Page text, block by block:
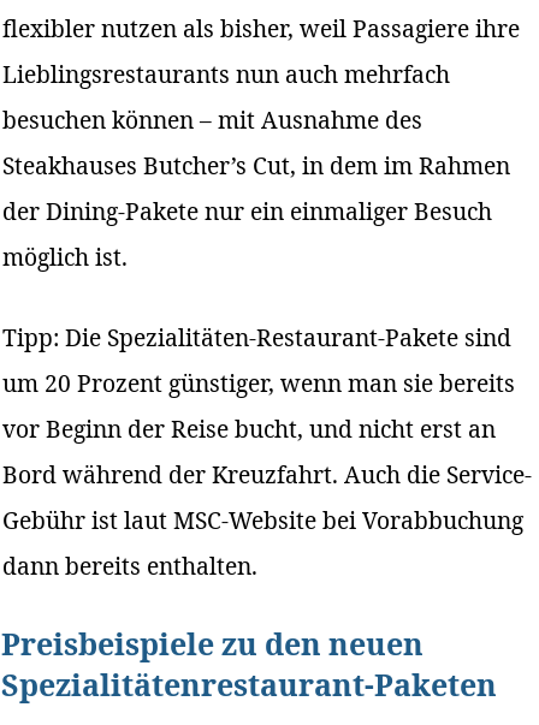
flexibler nutzen als bisher, weil Passagiere ihre
Lieblingsrestaurants nun auch mehrfach
besuchen können – mit Ausnahme des
Steakhauses Butcher’s Cut, in dem im Rahmen
der Dining-Pakete nur ein einmaliger Besuch
möglich ist.
Tipp: Die Spezialitäten-Restaurant-Pakete sind
um 20 Prozent günstiger, wenn man sie bereits
vor Beginn der Reise bucht, und nicht erst an
Bord während der Kreuzfahrt. Auch die Service-
Gebühr ist laut MSC-Website bei Vorabbuchung
dann bereits enthalten.
Preisbeispiele zu den neuen
Spezialitätenrestaurant-Paketen